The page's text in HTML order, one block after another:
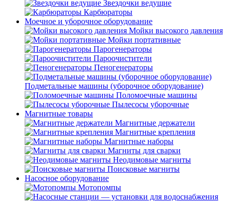
Звездочки ведущие
Карбюраторы
Моечное и уборочное оборудование
Мойки высокого давления
Мойки портативные
Парогенераторы
Пароочистители
Пеногенераторы
Подметальные машины (уборочное оборудование)
Поломоечные машины
Пылесосы уборочные
Магнитные товары
Магнитные держатели
Магнитные крепления
Магнитные наборы
Магниты для сварки
Неодимовые магниты
Поисковые магниты
Насосное оборудование
Мотопомпы